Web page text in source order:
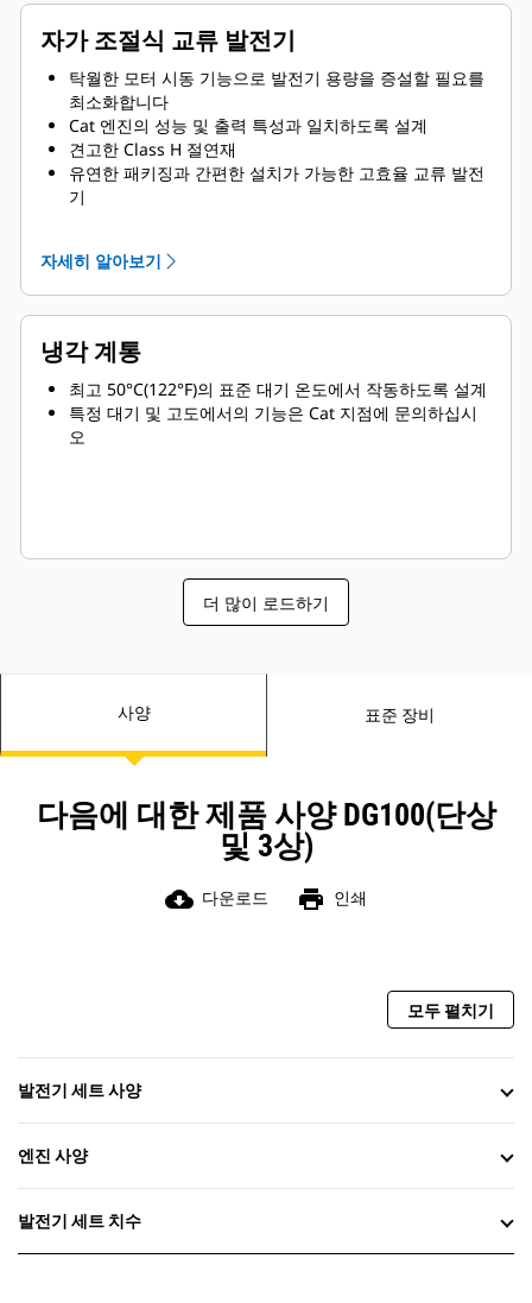
자가 조절식 교류 발전기
탁월한 모터 시동 기능으로 발전기 용량을 증설할 필요를
최소화합니다
Cat 엔진의 성능 및 출력 특성과 일치하도록 설계
견고한 Class H 절연재
유연한 패키징과 간편한 설치가 가능한 고효율 교류 발전
기
자세히 알아보기
냉각 계통
최고 50°C(122°F)의 표준 대기 온도에서 작동하도록 설계
특정 대기 및 고도에서의 기능은 Cat 지점에 문의하십시
오
더 많이 로드하기
사양 표준 장비
다음에 대한 제품 사양 DG100(단상
및 3상)
cloud_download 다운로드 print 인쇄
모두 펼치기
발전기 세트 사양
엔진 사양
발전기 세트 치수